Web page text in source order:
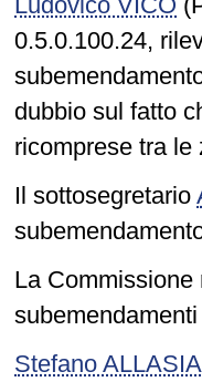
0.5.0.100.24,
dubbio sul fatto
ricomprese tra le
Il sottosegretario
La
Stefano ALLASIA